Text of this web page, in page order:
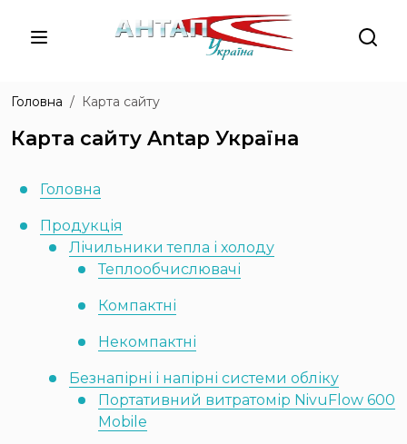
Головна Карта сайту
Карта сайту Antap Україна
Головна
Продукція
Лічильники тепла і холоду
Теплообчислювачі
Компактні
Некомпактні
Безнапірні і напірні системи обліку
Портативний витратомір NivuFlow 600
Mobile